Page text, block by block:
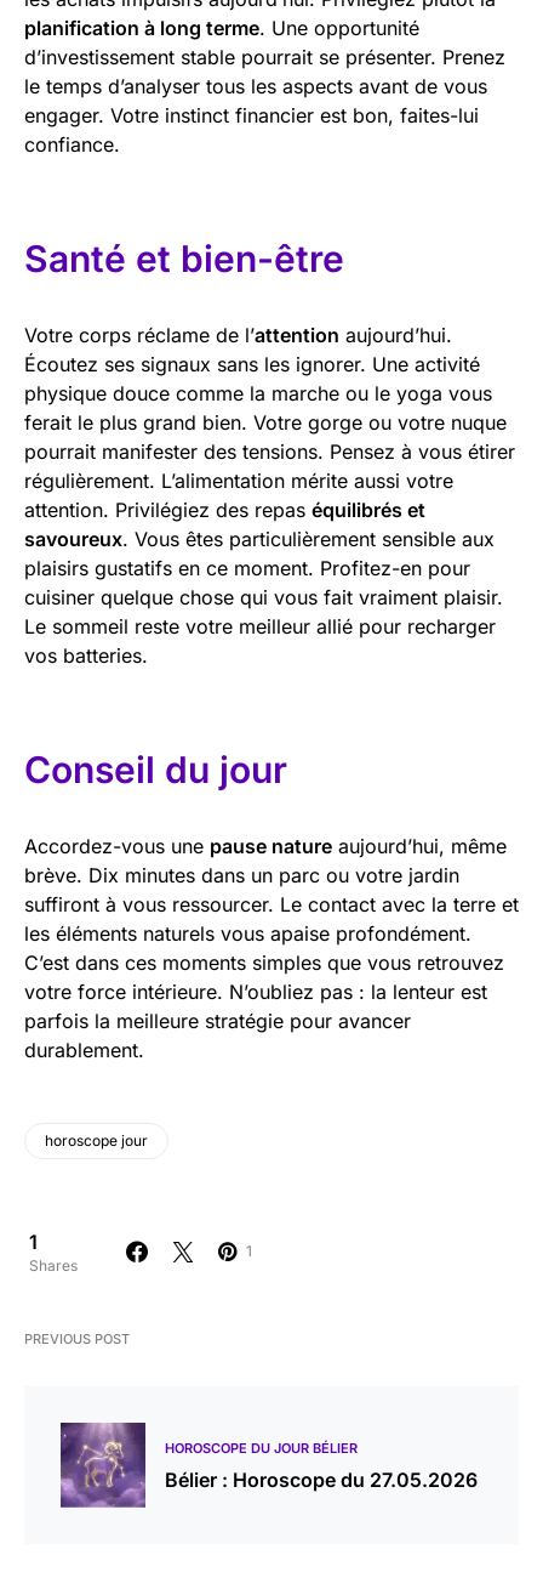
planification à long terme. Une opportunité
d’investissement stable pourrait se présenter. Prenez
le temps d’analyser tous les aspects avant de vous
engager. Votre instinct financier est bon, faites-lui
confiance.
Santé et bien-être
Votre corps réclame de l’attention aujourd’hui.
Écoutez ses signaux sans les ignorer. Une activité
physique douce comme la marche ou le yoga vous
ferait le plus grand bien. Votre gorge ou votre nuque
pourrait manifester des tensions. Pensez à vous étirer
régulièrement. L’alimentation mérite aussi votre
attention. Privilégiez des repas équilibrés et
savoureux. Vous êtes particulièrement sensible aux
plaisirs gustatifs en ce moment. Profitez-en pour
cuisiner quelque chose qui vous fait vraiment plaisir.
Le sommeil reste votre meilleur allié pour recharger
vos batteries.
Conseil du jour
Accordez-vous une pause nature aujourd’hui, même
brève. Dix minutes dans un parc ou votre jardin
suffiront à vous ressourcer. Le contact avec la terre et
les éléments naturels vous apaise profondément.
C’est dans ces moments simples que vous retrouvez
votre force intérieure. N’oubliez pas : la lenteur est
parfois la meilleure stratégie pour avancer
durablement.
horoscope jour
1
Shares
1
PREVIOUS POST
HOROSCOPE DU JOUR BÉLIER
Bélier : Horoscope du 27.05.2026